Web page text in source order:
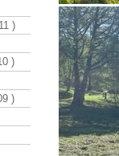
)
)
)